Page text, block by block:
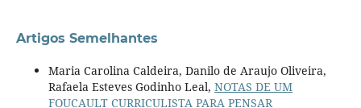
Artigos Semelhantes
Maria Carolina Caldeira, Danilo de Araujo Oliveira,
Rafaela Esteves Godinho Leal, NOTAS DE UM
FOUCAULT CURRICULISTA PARA PENSAR